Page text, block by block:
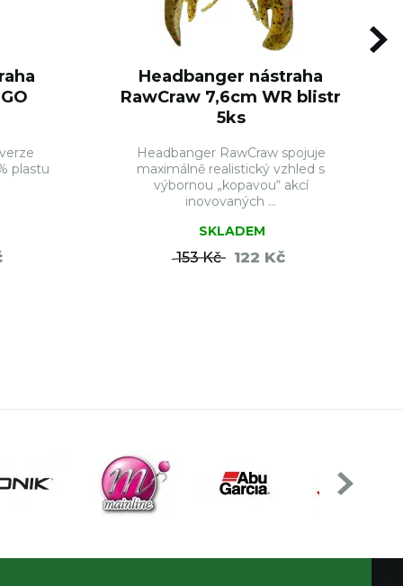
plastu
Headbanger nástraha
RawCraw 7,6cm WR blistr
5ks
Headbanger RawCraw spojuje
maximálně realistický vzhled s
výbornou „kopavou“ akcí
inovovaných ...
SKLADEM
153 Kč 122 Kč